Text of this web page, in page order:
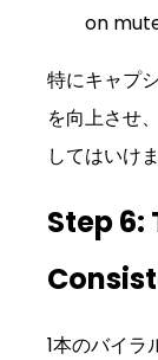
on
特にキャプ
を向上させ
してはいけ
Step 6:
1本のバイラ